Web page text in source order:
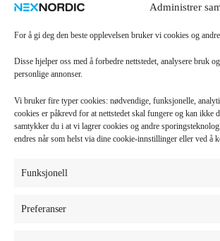
Administrer
For å gi deg den beste opplevelsen bruker vi cookies og
Disse hjelper oss med å forbedre nettstedet, analysere bruk
personlige annonser.
Vi bruker fire typer cookies: nødvendige, funksjonelle,
cookies er påkrevd for at nettstedet skal fungere og kan
samtykker du i at vi lagrer cookies og andre
endres når som helst via dine cookie-innstillinger eller ved å
Funksjonell
Preferanser